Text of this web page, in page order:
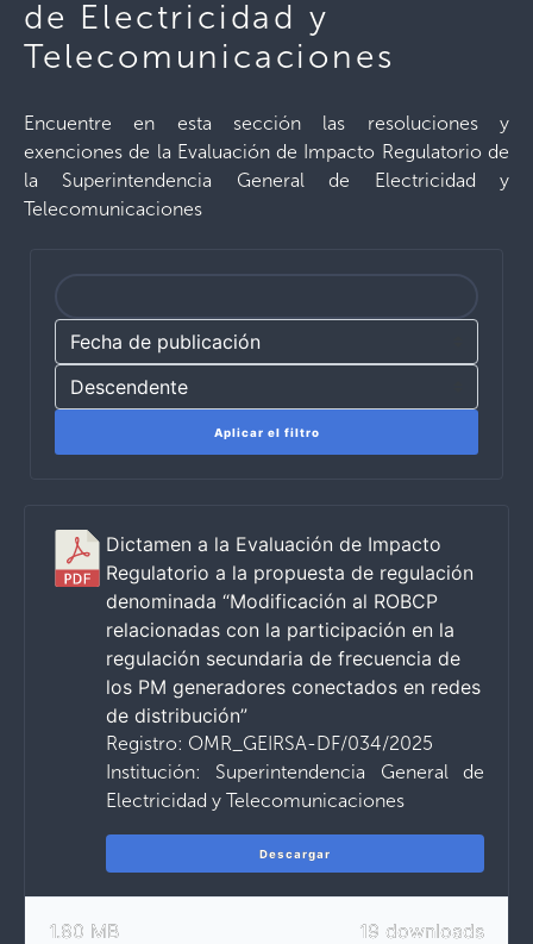
de Electricidad y
Telecomunicaciones
Encuentre en esta sección las resoluciones y
exenciones de la Evaluación de Impacto Regulatorio de
la Superintendencia General de Electricidad y
Telecomunicaciones
Aplicar el filtro
Dictamen a la Evaluación de Impacto
Regulatorio a la propuesta de regulación
denominada “Modificación al ROBCP
relacionadas con la participación en la
regulación secundaria de frecuencia de
los PM generadores conectados en redes
de distribución”
Registro: OMR_GEIRSA-DF/034/2025
Institución: Superintendencia General de
Electricidad y Telecomunicaciones
Descargar
19 downloads
1.80 MB